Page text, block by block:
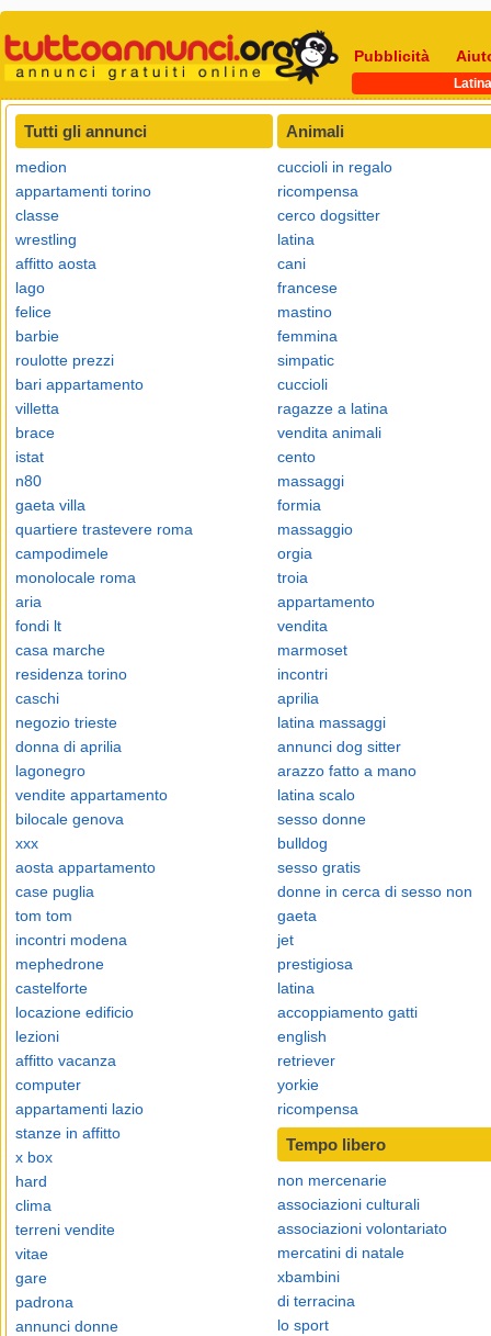
Pubblicità
Latina
Tutti gli annunci
medion
appartamenti torino
classe
wrestling
affitto aosta
lago
felice
barbie
roulotte prezzi
bari appartamento
villetta
brace
istat
n80
gaeta villa
quartiere trastevere roma
campodimele
monolocale roma
aria
fondi lt
casa marche
residenza torino
caschi
negozio trieste
donna di aprilia
lagonegro
vendite appartamento
bilocale genova
xxx
aosta appartamento
case puglia
tom tom
incontri modena
mephedrone
castelforte
locazione edificio
lezioni
affitto vacanza
computer
appartamenti lazio
stanze in affitto
x box
hard
clima
terreni vendite
vitae
gare
padrona
annunci donne
Animali
cuccioli in regalo
ricompensa
cerco dogsitter
latina
cani
francese
mastino
femmina
simpatic
cuccioli
ragazze a latina
vendita animali
cento
massaggi
formia
massaggio
orgia
troia
appartamento
vendita
marmoset
incontri
aprilia
latina massaggi
annunci dog sitter
arazzo fatto a mano
latina scalo
sesso donne
bulldog
sesso gratis
donne in cerca di sesso non
gaeta
jet
prestigiosa
latina
accoppiamento gatti
english
retriever
yorkie
ricompensa
Tempo libero
non mercenarie
associazioni culturali
associazioni volontariato
mercatini di natale
xbambini
di terracina
lo sport